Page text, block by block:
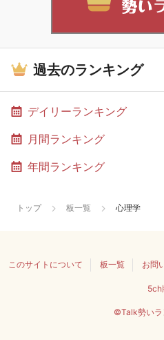
過去のランキング
デイリーランキング
月間ランキング
年間ランキング
トップ 板一覧 心理学
このサイトについて 板一覧 お問
5ch
©Talk勢いラ